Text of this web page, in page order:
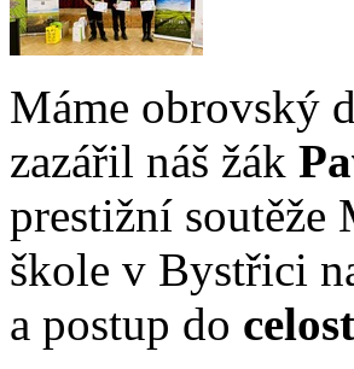
Máme obrovský
zazářil náš žák
prestižní soutěže
škole v Bystřici
a postup do